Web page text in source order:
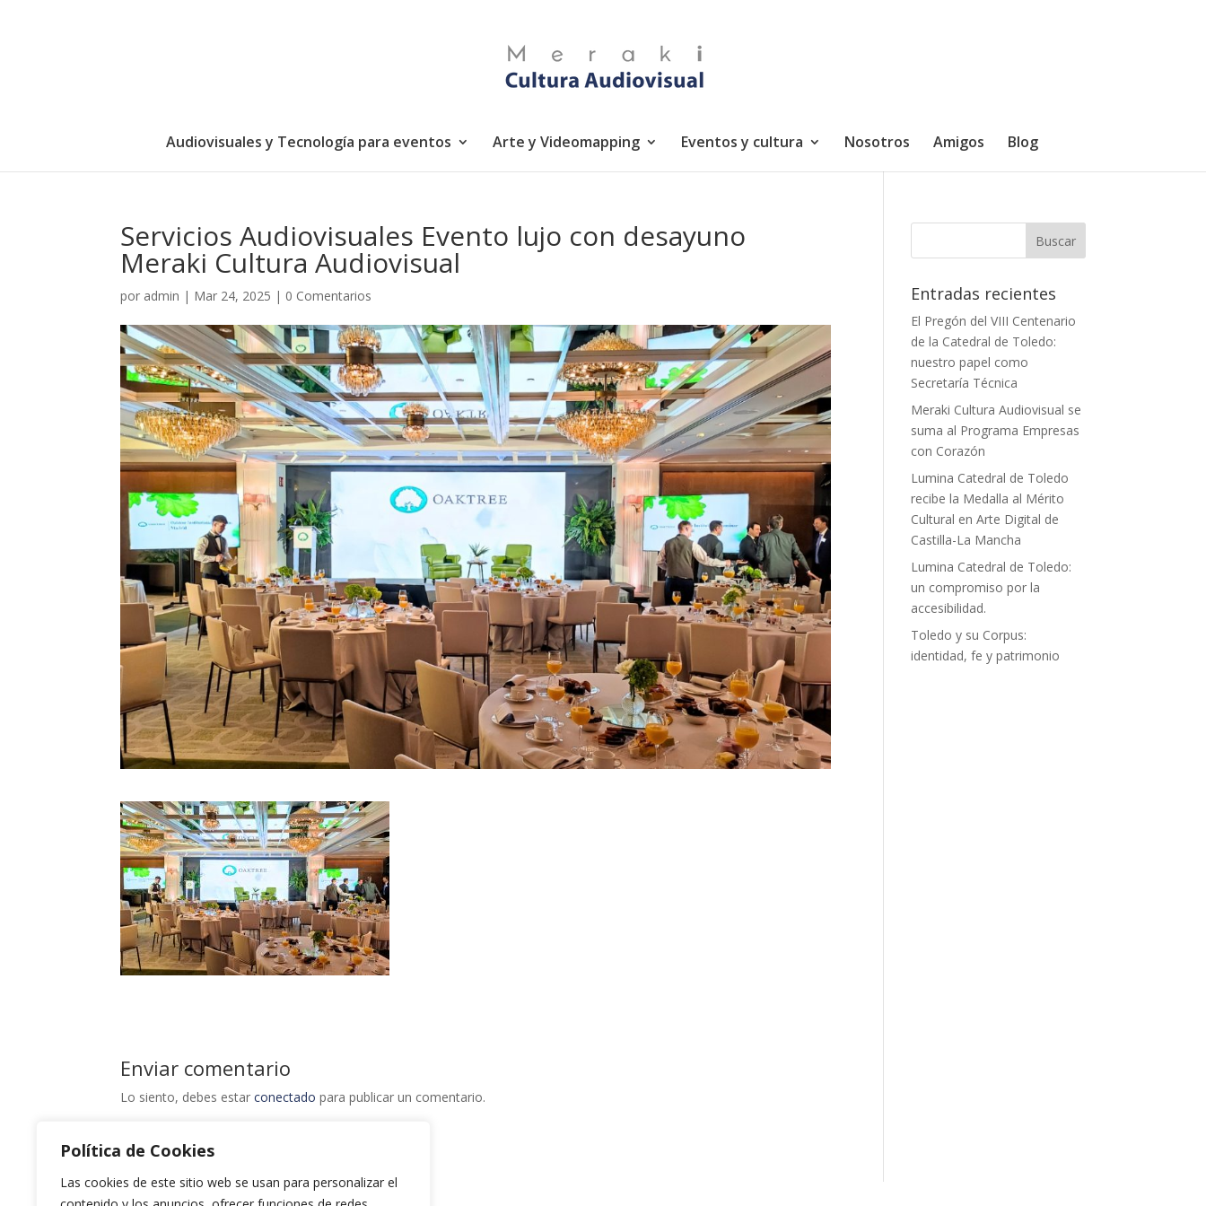
Política de Cookies
Las cookies de este sitio web se usan para personalizar el
Audiovisuales y Tecnología para eventos Arte y Videomapping Eventos y cultura Nosotros Amigos Blog
Servicios Audiovisuales Evento lujo con desayuno
Meraki Cultura Audiovisual
por admin | Mar 24, 2025 | 0 Comentarios
Enviar comentario
Lo siento, debes estarconectado para publicar un comentario.
Entradas recientes
El Pregón del VIII Centenario
de la Catedral de Toledo:
nuestro papel como
Secretaría Técnica
Meraki Cultura Audiovisual se
suma al Programa Empresas
con Corazón
Lumina Catedral de Toledo
recibe la Medalla al Mérito
Cultural en Arte Digital de
Castilla-La Mancha
Lumina Catedral de Toledo:
un compromiso por la
accesibilidad.
Toledo y su Corpus:
identidad, fe y patrimonio